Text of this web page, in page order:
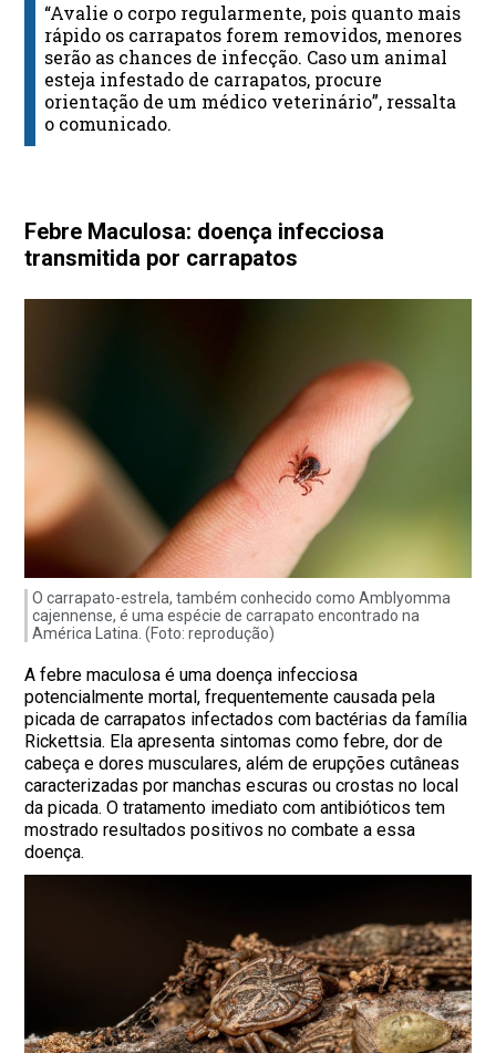
“Avalie o corpo regularmente, pois quanto mais
rápido os carrapatos forem removidos, menores
serão as chances de infecção. Caso um animal
esteja infestado de carrapatos, procure
orientação de um médico veterinário”, ressalta
o comunicado.
Febre Maculosa: doença infecciosa
transmitida por carrapatos
O carrapato-estrela, também conhecido como Amblyomma
cajennense, é uma espécie de carrapato encontrado na
América Latina. (Foto: reprodução)
A febre maculosa é uma doença infecciosa
potencialmente mortal, frequentemente causada pela
picada de carrapatos infectados com bactérias da família
Rickettsia. Ela apresenta sintomas como febre, dor de
cabeça e dores musculares, além de erupções cutâneas
caracterizadas por manchas escuras ou crostas no local
da picada. O tratamento imediato com antibióticos tem
mostrado resultados positivos no combate a essa
doença.